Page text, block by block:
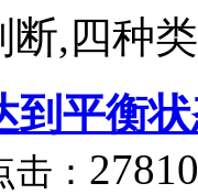
,四种
到平衡
击：